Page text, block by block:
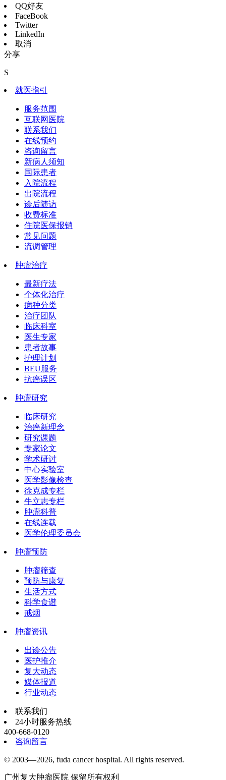
QQ好友
FaceBook
Twitter
LinkedIn
取消
分享
S
就医指引
服务范围
互联网医院
联系我们
在线预约
咨询留言
新病人须知
国际患者
入院流程
出院流程
诊后随访
收费标准
住院医保报销
常见问题
流调管理
肿瘤治疗
最新疗法
个体化治疗
病种分类
治疗团队
临床科室
医生专家
患者故事
护理计划
BEU服务
抗癌误区
肿瘤研究
临床研究
治癌新理念
研究课题
专家论文
学术研讨
中心实验室
医学影像检查
徐克成专栏
牛立志专栏
肿瘤科普
在线连载
医学伦理委员会
肿瘤预防
肿瘤筛查
预防与康复
生活方式
科学食谱
戒烟
肿瘤资讯
出诊公告
医护推介
复大动态
媒体报道
行业动态
联系我们
24小时服务热线
400-668-0120
咨询留言
© 2003—2026, fuda cancer hospital. All rights reserved.
广州复大肿瘤医院 保留所有权利